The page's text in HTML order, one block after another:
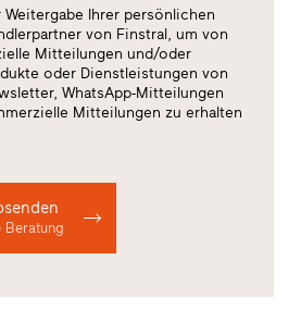
Ihrer persönlichen
von Finstral, um von
Mitteilungen und/oder
oder Dienstleistungen von
WhatsApp-Mitteilungen
Mitteilungen zu erhalten
Beratung